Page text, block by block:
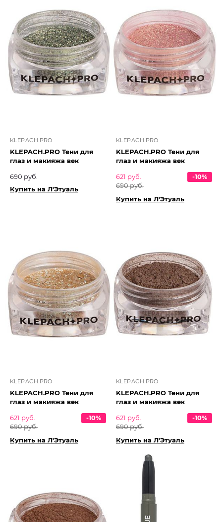
KLEPACH.PRO
KLEPACH.PRO Тени для
глаз и макияжа век
690 руб.
Купить на Л'Этуаль
KLEPACH.PRO
KLEPACH.PRO Тени для
глаз и макияжа век
621 руб.
690 руб.
-10%
Купить на Л'Этуаль
KLEPACH.PRO
KLEPACH.PRO Тени для
глаз и макияжа век
621 руб.
690 руб.
-10%
Купить на Л'Этуаль
KLEPACH.PRO
KLEPACH.PRO Тени для
глаз и макияжа век
621 руб.
690 руб.
-10%
Купить на Л'Этуаль